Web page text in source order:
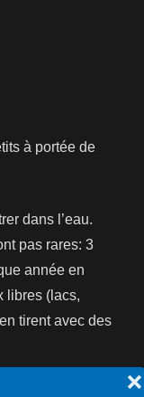
❌
à portée de
dans l’eau.
pas rares: 3
année en
libres (lacs,
tirent avec des